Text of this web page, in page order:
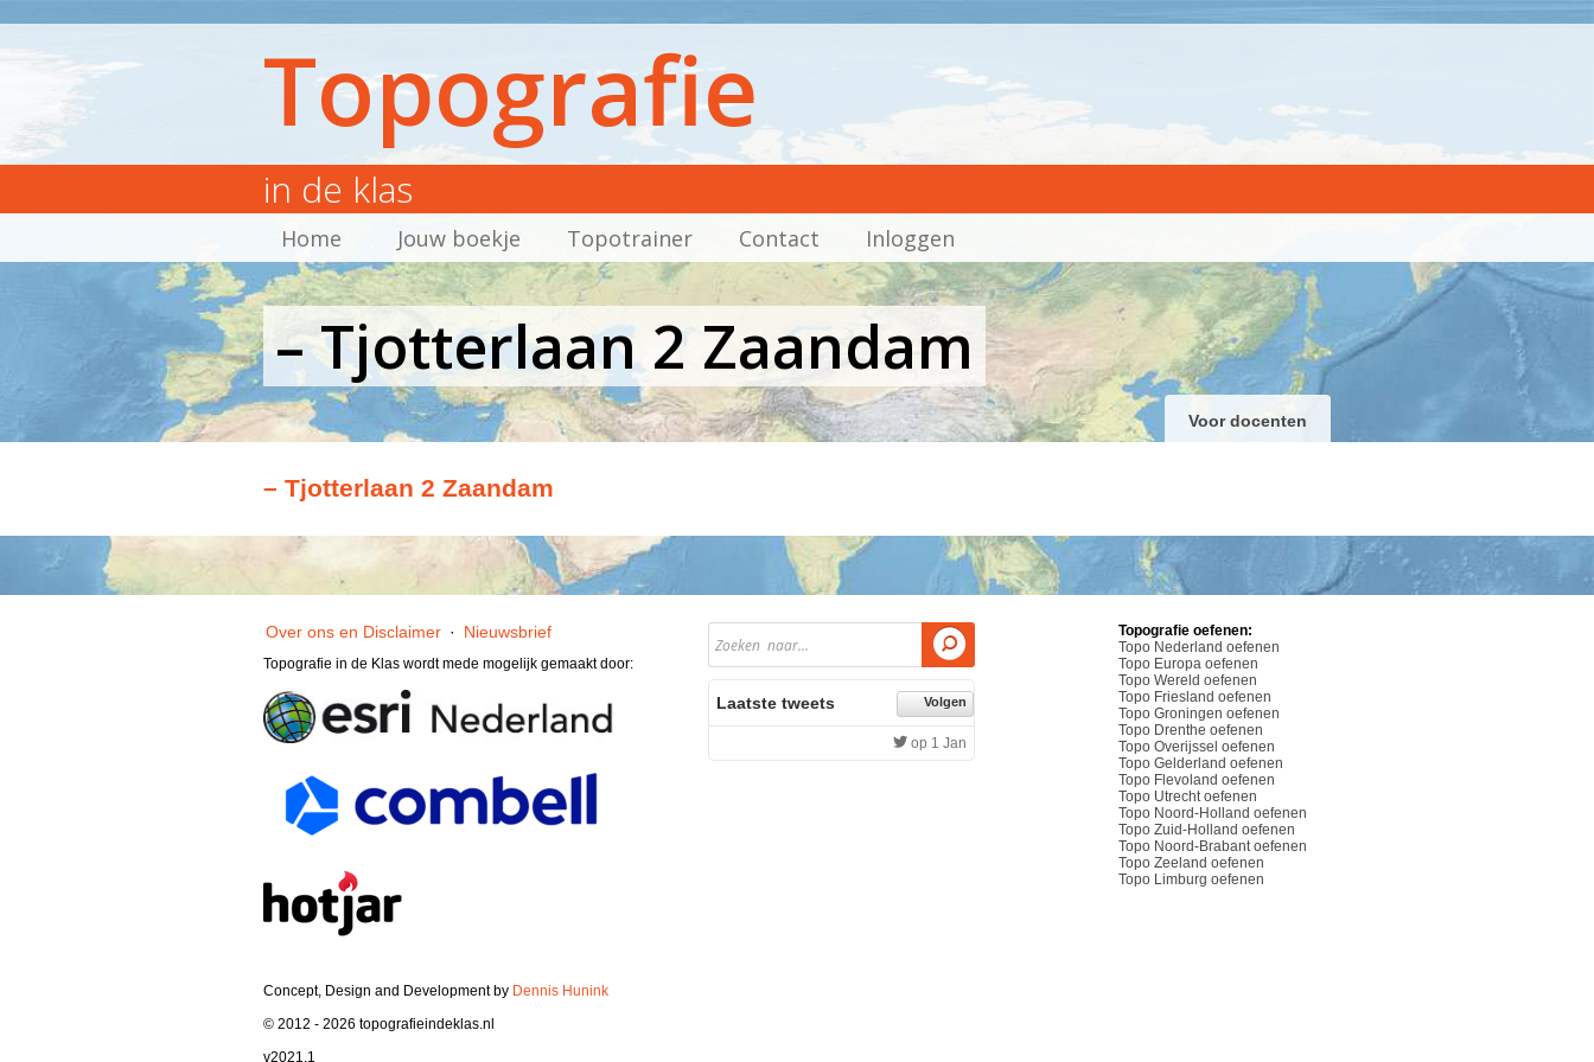
Topografie
in de klas
Home Jouw boekje Topotrainer Contact Inloggen
– Tjotterlaan 2 Zaandam
Voor docenten
– Tjotterlaan 2 Zaandam
Over ons en Disclaimer · Nieuwsbrief
Topografie in de Klas wordt mede mogelijk gemaakt door:
Concept, Design and Development by Dennis Hunink
© 2012 - 2026 topografieindeklas.nl
v2021.1

Laatste tweets Volgen
op 1 Jan
Topografie oefenen:
Topo Nederland oefenen
Topo Europa oefenen
Topo Wereld oefenen
Topo Friesland oefenen
Topo Groningen oefenen
Topo Drenthe oefenen
Topo Overijssel oefenen
Topo Gelderland oefenen
Topo Flevoland oefenen
Topo Utrecht oefenen
Topo Noord-Holland oefenen
Topo Zuid-Holland oefenen
Topo Noord-Brabant oefenen
Topo Zeeland oefenen
Topo Limburg oefenen